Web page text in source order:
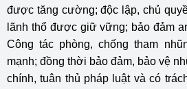
được tăng cường; độc lập, chủ
lãnh thổ được giữ vững; bảo đảm
Công tác phòng, chống tham
mạnh; đồng thời bảo đảm, bảo vệ
chính, tuân thủ pháp luật và có